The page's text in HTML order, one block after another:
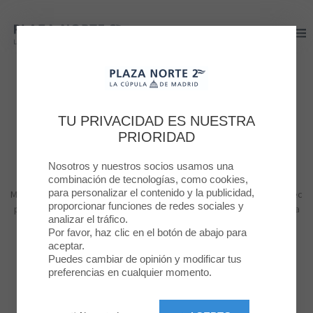
Plaza Norte 2 Blog
#Yelmo Cines
Morbi vitae posuere odio. Aliquam suscipit quam eu metus lacinia, nec
posuere felis vestibulum. Suspendisse quis velit vel mauris pharetra
accumsan ac eget lorem.
TU PRIVACIDAD ES NUESTRA
PRIORIDAD
Nosotros y nuestros socios usamos una
combinación de tecnologías, como cookies,
para personalizar el contenido y la publicidad,
proporcionar funciones de redes sociales y
analizar el tráfico.
Por favor, haz clic en el botón de abajo para
aceptar.
Puedes cambiar de opinión y modificar tus
preferencias en cualquier momento.